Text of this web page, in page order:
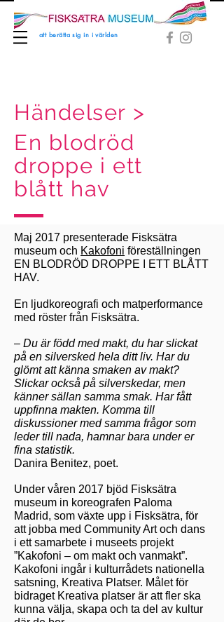
att berätta sig in i världen
Händelser >
En blodröd
droppe i ett
blått hav
Maj 2017 presenterade Fisksätra
museum och Kakofoni föreställningen
EN BLODRÖD DROPPE I ETT BLÅTT
HAV.
En ljudkoreografi och matperformance
med röster från Fisksätra.
– Du är född med makt, du har slickat
på en silversked hela ditt liv. Har du
glömt att känna smaken av makt?
Slickar också på silverskedar, men
känner sällan samma smak. Har fått
uppfinna makten. Komma till
diskussioner med samma frågor som
leder till nada, hamnar bara under er
fina statistik.
Danira Benitez, poet.
Under våren 2017 bjöd Fisksätra
museum in koreografen Paloma
Madrid, som växte upp i Fisksätra, för
att jobba med Community Art och dans
i ett samarbete i museets projekt
”Kakofoni – om makt och vanmakt”.
Kakofoni ingår i kulturrådets nationella
satsning, Kreativa Platser. Målet för
bidraget Kreativa platser är att fler ska
kunna välja, skapa och ta del av kultur